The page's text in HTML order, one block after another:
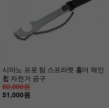
시마노 프로 팀 스프라켓 홀더 체인
휩 자전거 공구
60,000원
51,000원